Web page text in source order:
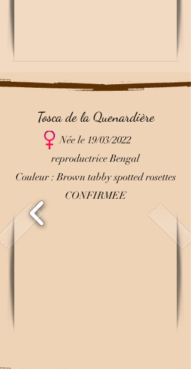
Tosca de la Quenardière
Née le 19/03/2022
reproductrice Bengal
Couleur : Brown tabby spotted rosettes
CONFIRMEE